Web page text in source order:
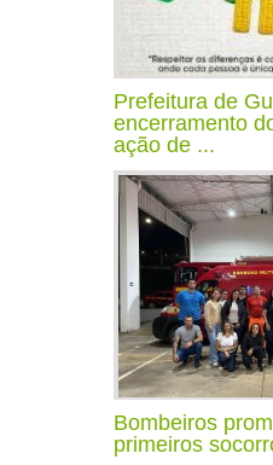
Prefeitura de
encerramento
ação de ...
Bombeiros
primeiros